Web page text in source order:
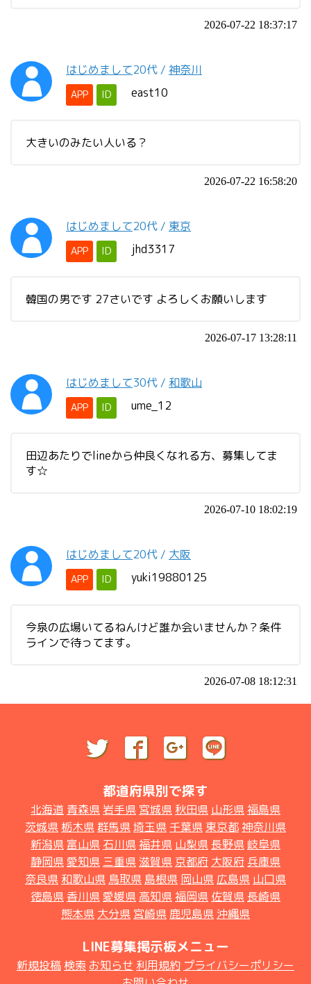
2026-07-22 18:37:17
はじめまして20代 / 神奈川
APP ID east10
大きいのみたい人いる？
2026-07-22 16:58:20
はじめまして20代 / 東京
APP ID jhd3317
韓国の男です 27さいです よろしくお願いします
2026-07-17 13:28:11
はじめまして30代 / 和歌山
APP ID ume_12
田辺あたりでlineから仲良くなれる方、募集してま
す☆
2026-07-10 18:02:19
はじめまして20代 / 大阪
APP ID yuki19880125
今泉の広場いてるねんけど誰か会いませんか？条件
ラインで待ってます。
2026-07-08 18:12:31
都道府県別で探す
北海道 青森県 岩手県 宮城県 秋田県 山形県福島県
茨城県 栃木県群馬県埼玉県 千葉県 東京都神奈川県
新潟県 富山県 石川県福井県 山梨県 長野県 岐阜県
静岡県愛知県 三重県滋賀県 京都府 大阪府 兵庫県
奈良県 和歌山県 鳥取県 島根県 岡山県 広島県 山口県
徳島県 香川県愛媛県 高知県福岡県 佐賀県 長崎県
熊本県 大分県 宮崎県 鹿児島県 沖縄県
LINE募集掲示板メニュー
新規投稿 検索 お知らせ 利用規約 プライバシーポリシー